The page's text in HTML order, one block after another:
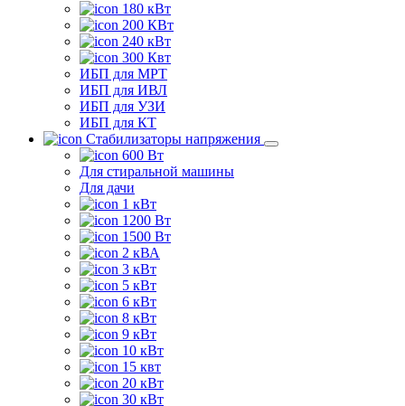
180 кВт
200 КВт
240 кВт
300 Квт
ИБП для МРТ
ИБП для ИВЛ
ИБП для УЗИ
ИБП для КТ
Стабилизаторы напряжения
600 Вт
Для стиральной машины
Для дачи
1 кВт
1200 Вт
1500 Вт
2 кВА
3 кВт
5 кВт
6 кВт
8 кВт
9 кВт
10 кВт
15 квт
20 кВт
30 кВт